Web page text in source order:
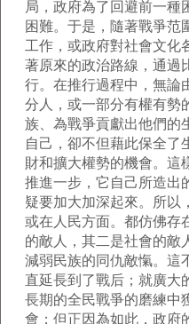
局，政府為了回避前一種
困難。于是，隨著戰爭范
工作，或政府對社會文化
著原來的政治路線，通過
行。在推行過程中，無論
分人，或一部分有權有勢
族、為戰爭貢獻出他們的
自己，卻不但藉此保全了
財和擴大權勢的機會。這
推進一步，它自己所造出
疑要加大加深起來。所以
或在人民方面。都仿佛存
的敵人，其二是社會的敵
減弱民族的同仇敵愾。這
直延長到了戰后；就廣大
長期的全民戰爭的磨練中
會；但正因為如此，政府